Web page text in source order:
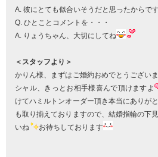
A. 彼にとても似合いそうだと思ったからです
Q. ひとことコメントを・・・
A. りょうちゃん、大切にしてね
＜スタッフより＞
かりん様、まずはご婚約おめでとうござい
シャル、きっとお相手様喜んで頂けますよ
けてハミルトンオーダー頂き本当にありが
も取り揃えておりますので、結婚指輪の下
いね
お待ちしております